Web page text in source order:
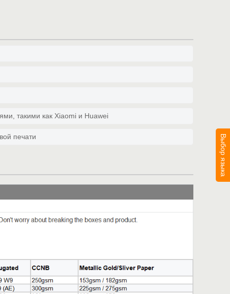
такими как Xiaomi и Huawei
печати Выбор языка